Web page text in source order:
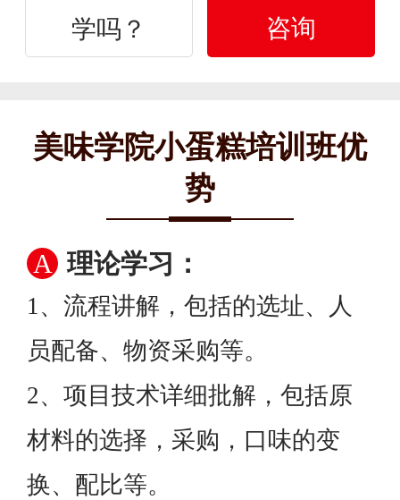
学吗？
咨询
美味学院小蛋糕培训班优
势
A 理论学习：
1、流程讲解，包括的选址、人
员配备、物资采购等。
2、项目技术详细批解，包括原
材料的选择，采购，口味的变
换、配比等。